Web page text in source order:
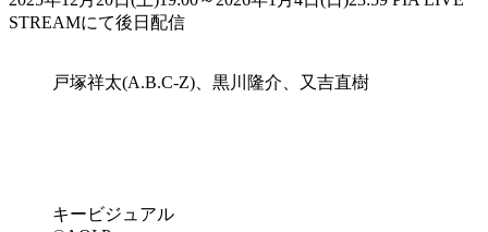
STREAMにて後日配信
戸塚祥太(A.B.C-Z)、黒川隆介、又吉直樹
キービジュアル